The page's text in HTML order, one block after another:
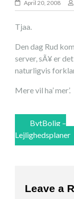
April 20, 2008
Tjaa.
Den dag Rud
server, sÃ¥ er
naturligvis
Mere vil ha’ mer’.
Post
BytBolig –
Lejlighedsplaner
Leave a